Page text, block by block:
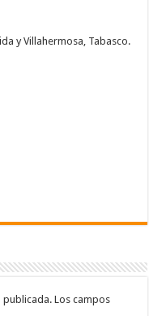
y Villahermosa, Tabasco.
publicada. Los campos